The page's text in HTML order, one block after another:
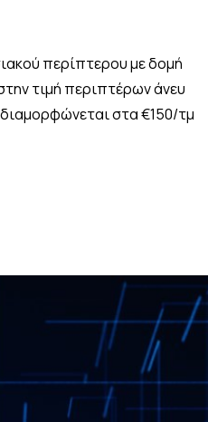
περίπτερου με δομή
τιμή περιπτέρων άνευ
στα €150/τμ